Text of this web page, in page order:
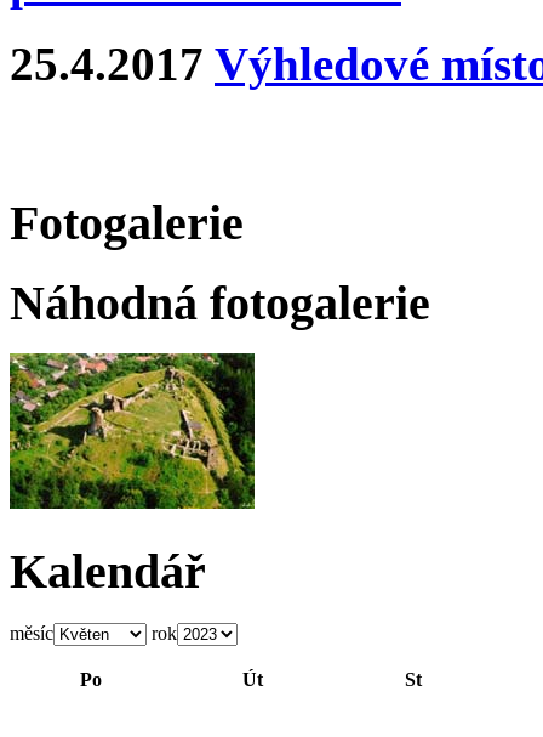
25.4.2017 Výhledové
Fotogalerie
Náhodná fotogalerie
Kalendář
měsíc rok
Po Út St